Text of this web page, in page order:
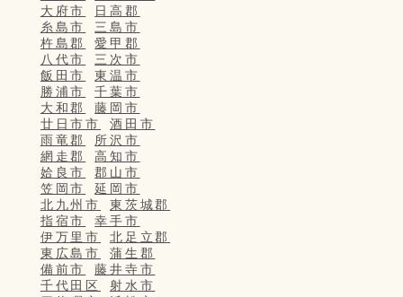
大府市
日高郡
糸島市
三島市
杵島郡
愛甲郡
八代市
三次市
飯田市
東温市
勝浦市
千葉市
大和郡
藤岡市
廿日市市
酒田市
雨竜郡
所沢市
網走郡
高知市
姶良市
郡山市
笠岡市
延岡市
北九州市
東茨城郡
指宿市
幸手市
伊万里市
北足立郡
東広島市
蒲生郡
備前市
藤井寺市
千代田区
射水市